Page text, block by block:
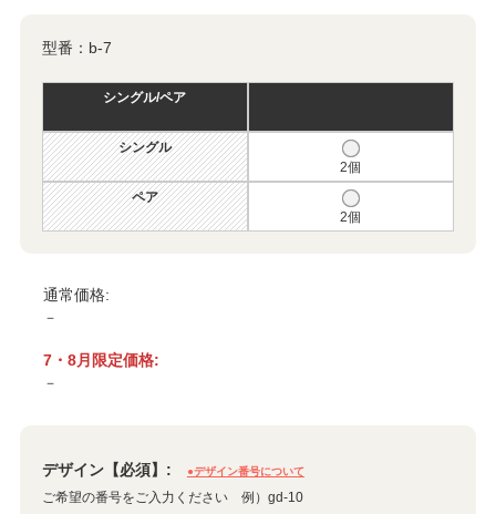
型番： b-7
シングル/ペア
シングル
2個
ペア
2個
通常価格:
－
7・8月限定価格:
－
デザイン【必須】: ●デザイン番号について
ご希望の番号をご入力ください 例）gd-10